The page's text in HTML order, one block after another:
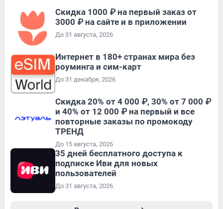
Скидка 1000 ₽ на первый заказ от
3000 ₽ на сайте и в приложении
До 31 августа, 2026
Интернет в 180+ странах мира без
роуминга и сим-карт
До 31 декабря, 2026
Скидка 20% от 4 000 ₽, 30% от 7 000 ₽
и 40% от 12 000 ₽ на первый и все
повторные заказы по промокоду
ТРЕНД
До 15 августа, 2026
35 дней бесплатного доступа к
подписке Иви для новых
пользователей
До 31 августа, 2026